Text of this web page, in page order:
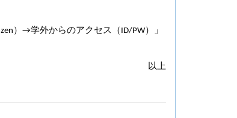
）→学外からのアクセス（ID/PW）」
以上